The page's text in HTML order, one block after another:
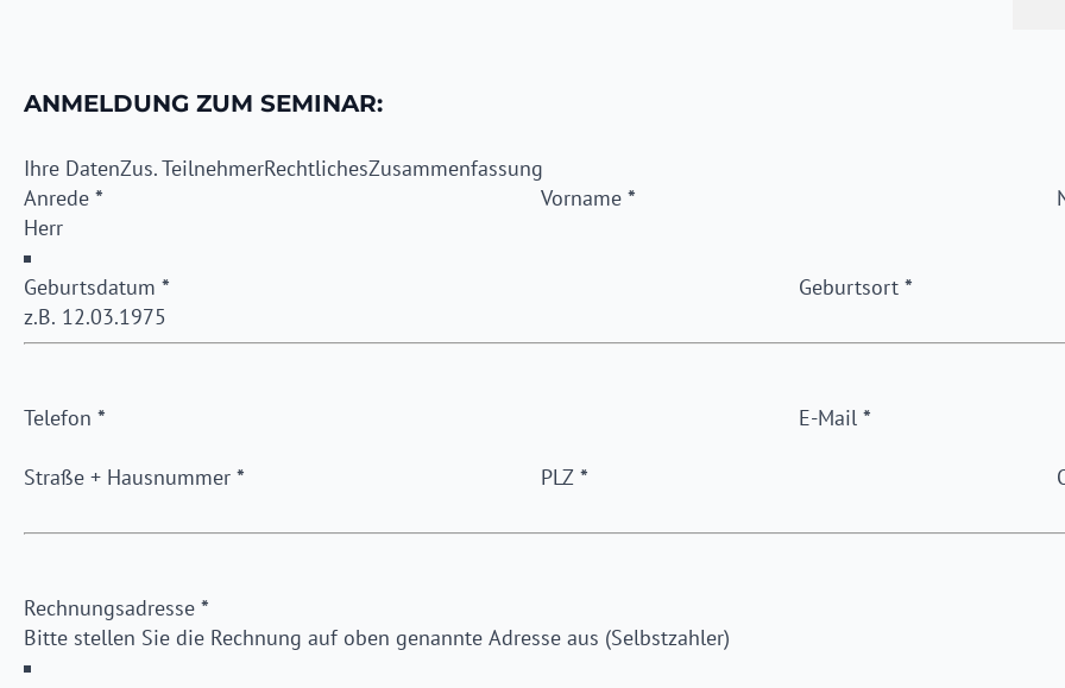
ANMELDUNG ZUM SEMINAR:
Ihre DatenZus. TeilnehmerRechtlichesZusammenfassung
Anrede * Vorname *
Geburtsdatum * Geburtsort *
Telefon * E-Mail *
Straße + Hausnummer * PLZ *
Rechnungsadresse *